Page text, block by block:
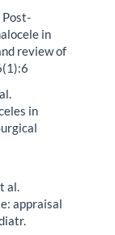
Post-
in
review of
in
al.
appraisal